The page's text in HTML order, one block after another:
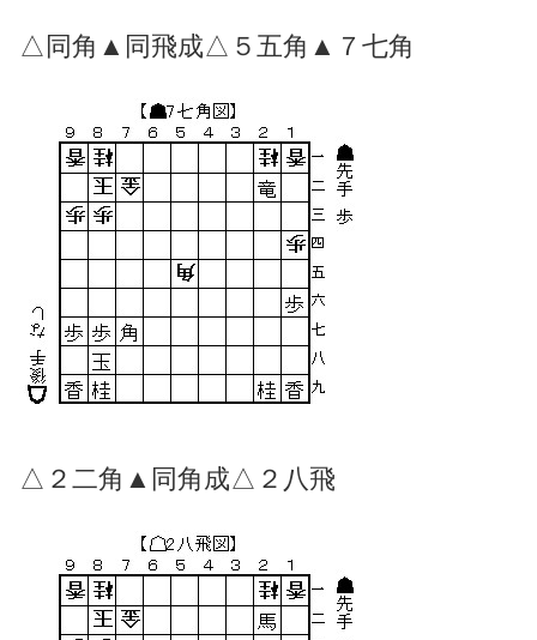
△同角▲同飛成△５五角▲７七角
△２二角▲同角成△２八飛